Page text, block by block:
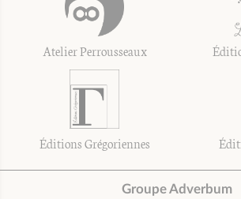
Atelier Perrousseaux
Éditions Grégoriennes
Groupe Adverbum